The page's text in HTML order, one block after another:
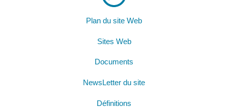
Plan du site Web
Sites Web
Documents
NewsLetter du site
Définitions